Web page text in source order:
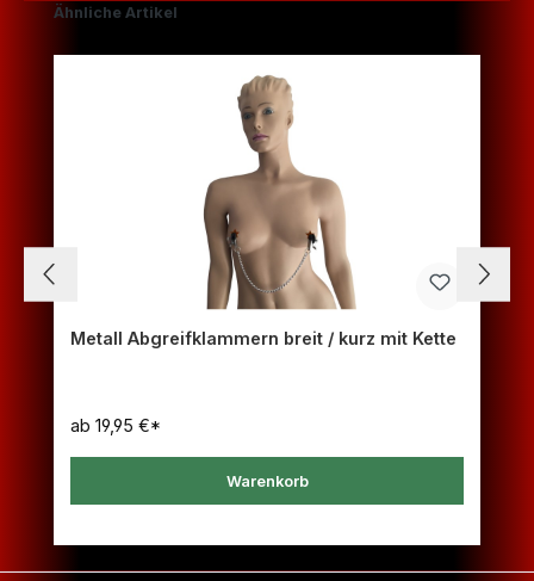
Produktgalerie überspringen
Ähnliche Artikel
Metall Abgreifklammern breit / kurz mit Kette
ab 19,95 €*
Warenkorb